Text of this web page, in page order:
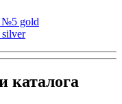
№5 gold
каталога